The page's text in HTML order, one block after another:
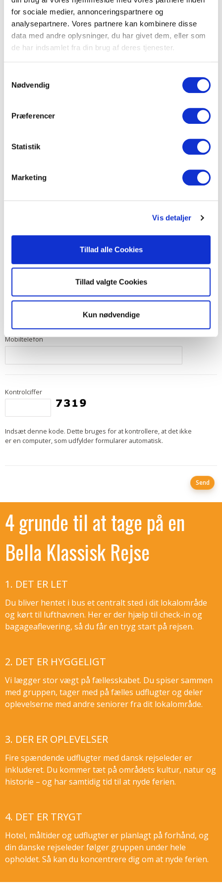
for sociale medier, annonceringspartnere og
analysepartnere. Vores partnere kan kombinere disse
data med andre oplysninger, du har givet dem, eller som
de har indsamlet fra din brug af deres tjenester.
Nødvendig
Præferencer
Statistik
Marketing
Vis detaljer
Tillad alle Cookies
Tillad valgte Cookies
Kun nødvendige
Ja tak, jeg vil gerne modtage Bella Rejsers e-mail
nyhedsbrev og dermed være blandt de første som får
besked om nye rejser fra min kommune.
Fornavn
Postnr.
Telefon
Mobiltelefon
Kontrolciffer
Indsæt denne kode. Dette bruges for at kontrollere, at det ikke
er en computer, som udfylder formularer automatisk.
4 grunde til at tage på en
Bella Klassisk Rejse
1. DET ER LET
Du bliver hentet i bus et centralt sted i dit lokalområde
og kørt til lufthavnen. Her er der hjælp til check-in og
bagageaflevering, så du får en tryg start på rejsen.
2. DET ER HYGGELIGT
Vi lægger stor vægt på fællesskabet. Du spiser sammen
med gruppen, tager med på fælles udflugter og deler
oplevelserne med andre seniorer fra dit lokalområde.
3. DER ER OPLEVELSER
Fire spændende udflugter med dansk rejseleder er
inkluderet. Du kommer tæt på områdets kultur, natur og
historie – og har samtidig tid til at nyde ferien.
4. DET ER TRYGT
Hotel, måltider og udflugter er planlagt på forhånd, og
din danske rejseleder følger gruppen under hele
opholdet. Så kan du koncentrere dig om at nyde ferien.